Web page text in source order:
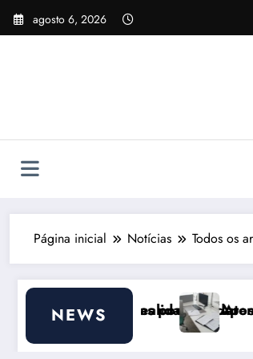
Pular
para
agosto 6, 2026
Página inicial Notícias Todos os
NEWS
ajudar
do Atendimento
Apostila de Haia Portugal